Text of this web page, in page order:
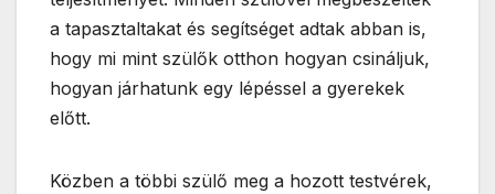
a tapasztaltakat és segítséget adtak abban is,
hogy mi mint szülők otthon hogyan csináljuk,
hogyan járhatunk egy lépéssel a gyerekek
előtt.
Közben a többi szülő meg a hozott testvérek,